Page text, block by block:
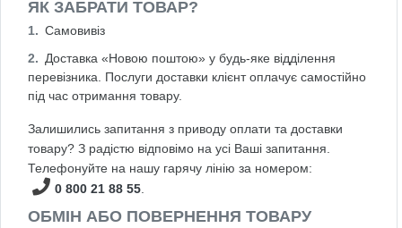
ЯК ЗАБРАТИ ТОВАР?
Самовивіз
Доставка «Новою поштою» у будь-яке відділення
перевізника. Послуги доставки клієнт оплачує самостійно
під час отримання товару.
Залишились запитання з приводу оплати та доставки
товару? З радістю відповімо на усі Ваші запитання.
Телефонуйте на нашу гарячу лінію за номером:
0 800 21 88 55
ОБМІН АБО ПОВЕРНЕННЯ ТОВАРУ